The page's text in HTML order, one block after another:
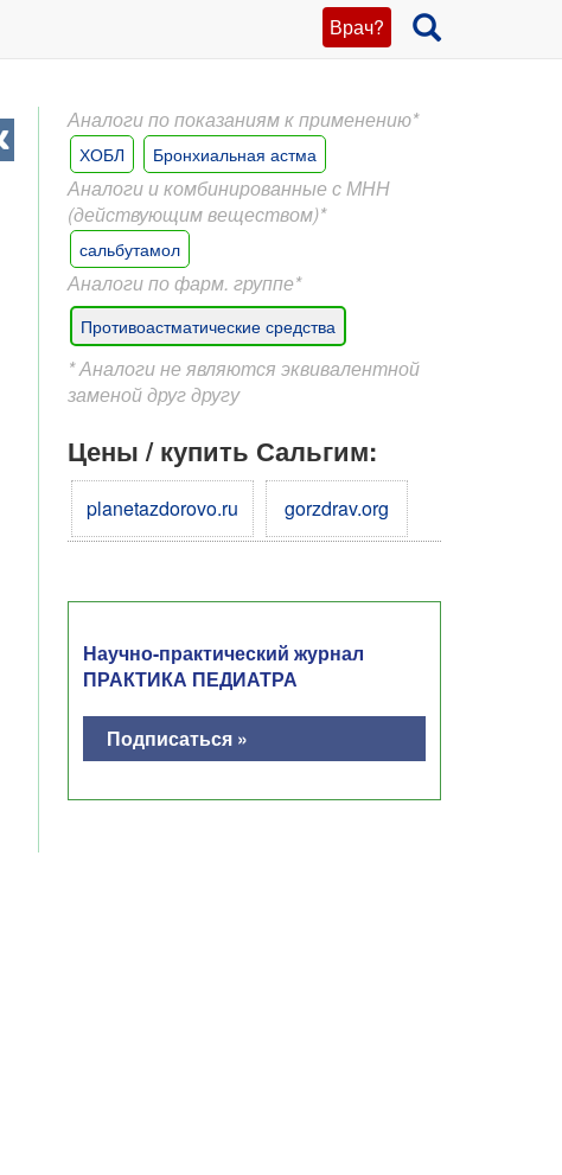
Врач?
Аналоги по показаниям к применению*
ХОБЛ Бронхиальная астма
Аналоги и комбинированные с МНН
(действующим веществом)*
сальбутамол
Аналоги по фарм. группе*
Противоастматические средства
* Аналоги не являются эквивалентной
заменой друг другу
Цены / купить Сальгим:
planetazdorovo.ru gorzdrav.org
Научно-практический журнал
ПРАКТИКА ПЕДИАТРА
Подписаться »